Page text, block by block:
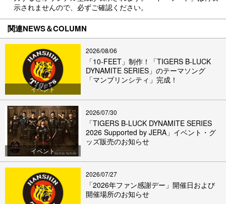
示されませんので、必ずご確認ください。
関連NEWS＆COLUMN
イベント
2026/08/06
「10-FEET」制作！「TIGERS B-LUCK
DYNAMITE SERIES」のテーマソング
「マンブリンシティ」完成！
イベント
2026/07/30
「TIGERS B-LUCK DYNAMITE SERIES
2026 Supported by JERA」イベント・グ
ッズ販売のお知らせ
2026/07/27
「2026年ファン感謝デー」開催日および
開催場所のお知らせ